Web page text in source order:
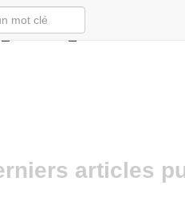
in
articles